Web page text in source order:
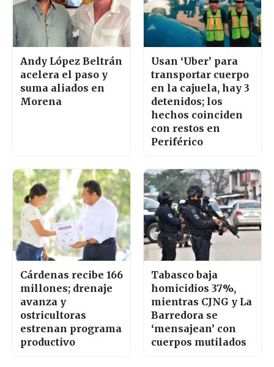
Andy López Beltrán
acelera el paso y
suma aliados en
Morena
Usan ‘Uber’ para
transportar cuerpo
en la cajuela, hay 3
detenidos; los
hechos coinciden
con restos en
Periférico
Cárdenas recibe 166
millones; drenaje
avanza y
ostricultoras
estrenan programa
productivo
Tabasco baja
homicidios 37%,
mientras CJNG y La
Barredora se
‘mensajean’ con
cuerpos mutilados